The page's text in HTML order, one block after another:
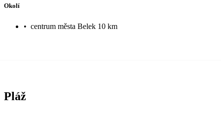
Okolí
• centrum města Belek 10 km
Pláž